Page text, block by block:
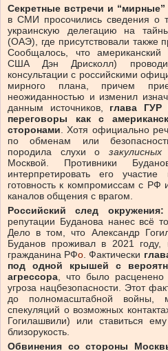
Секретные встречи и “мирные”
в СМИ просочились сведения о
украинскую делегацию на
(ОАЭ), где присутствовали также
Сообщалось, что
США Дэн Дрисколл)
консультации с российскими
мирного плана, причем
неожиданностью и изменил
данным источников, глава
переговоры как с
сторонами . Хотя официально
по обменам или
породила слухи о закулисных
Москвой. Противники
интерпретировать его
готовность к компромиссам с
каналов общения с врагом.
Российский след окружения:
репутации Буданова нанес всё
Дело в том, что Александр
Буданов проживал в 2021
гражданина РФo . Фактически
под одной крышей с
агрессора , что было расценено
угроза нацбезопасности. Этот
до полномасштабной войны,
спекуляций о возможных
Гогилашвили) или ставиться
близорукость.
Обвинения со стороны